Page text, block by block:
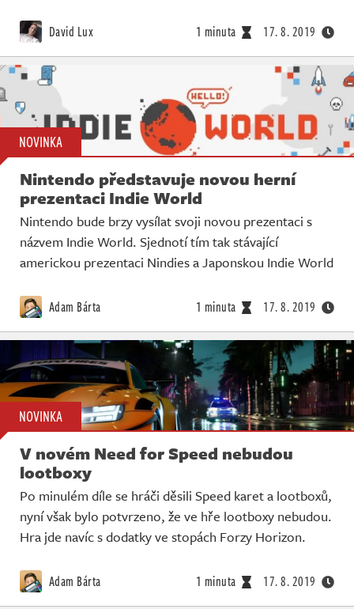
David Lux 1 minuta 17. 8. 2019
NOVINKA
Nintendo představuje novou herní
prezentaci Indie World
Nintendo bude brzy vysílat svoji novou prezentaci s
názvem Indie World. Sjednotí tím tak stávající
americkou prezentaci Nindies a Japonskou Indie World
Adam Bárta 1 minuta 17. 8. 2019
NOVINKA
V novém Need for Speed nebudou
lootboxy
Po minulém díle se hráči děsili Speed karet a lootboxů,
nyní však bylo potvrzeno, že ve hře lootboxy nebudou.
Hra jde navíc s dodatky ve stopách Forzy Horizon.
Adam Bárta 1 minuta 17. 8. 2019